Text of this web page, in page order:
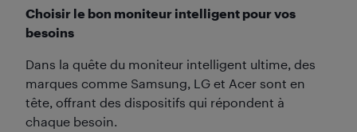
Choisir le bon moniteur intelligent pour vos
besoins
Dans la quête du moniteur intelligent ultime, des
marques comme Samsung, LG et Acer sont en
tête, offrant des dispositifs qui répondent à
chaque besoin.